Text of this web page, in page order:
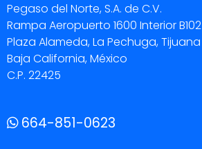
Pegaso del Norte, S.A. de C.V.
Rampa Aeropuerto 1600 Interior B102
Plaza Alameda, La Pechuga, Tijuana
Baja California, México
C.P. 22425
664-851-0623